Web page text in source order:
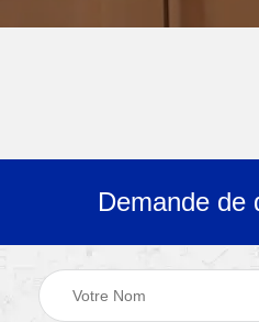
Demande de